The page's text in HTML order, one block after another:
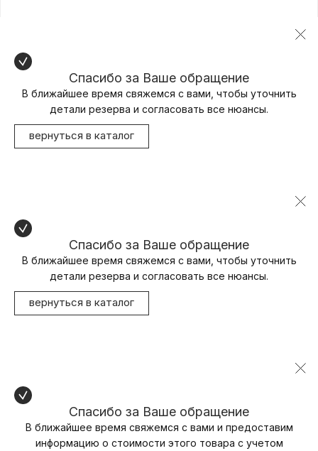
Спасибо за Ваше обращение
В ближайшее время свяжемся с вами, чтобы уточнить
детали резерва и согласовать все нюансы.
вернуться в каталог
Спасибо за Ваше обращение
В ближайшее время свяжемся с вами, чтобы уточнить
детали резерва и согласовать все нюансы.
вернуться в каталог
Спасибо за Ваше обращение
В ближайшее время свяжемся с вами и предоставим
информацию о стоимости этого товара с учетом